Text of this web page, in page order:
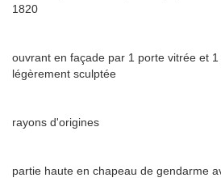
1820
ouvrant en façade par 1 porte vitrée et
légèrement sculptée
rayons d'origines
partie haute en chapeau de gendarme